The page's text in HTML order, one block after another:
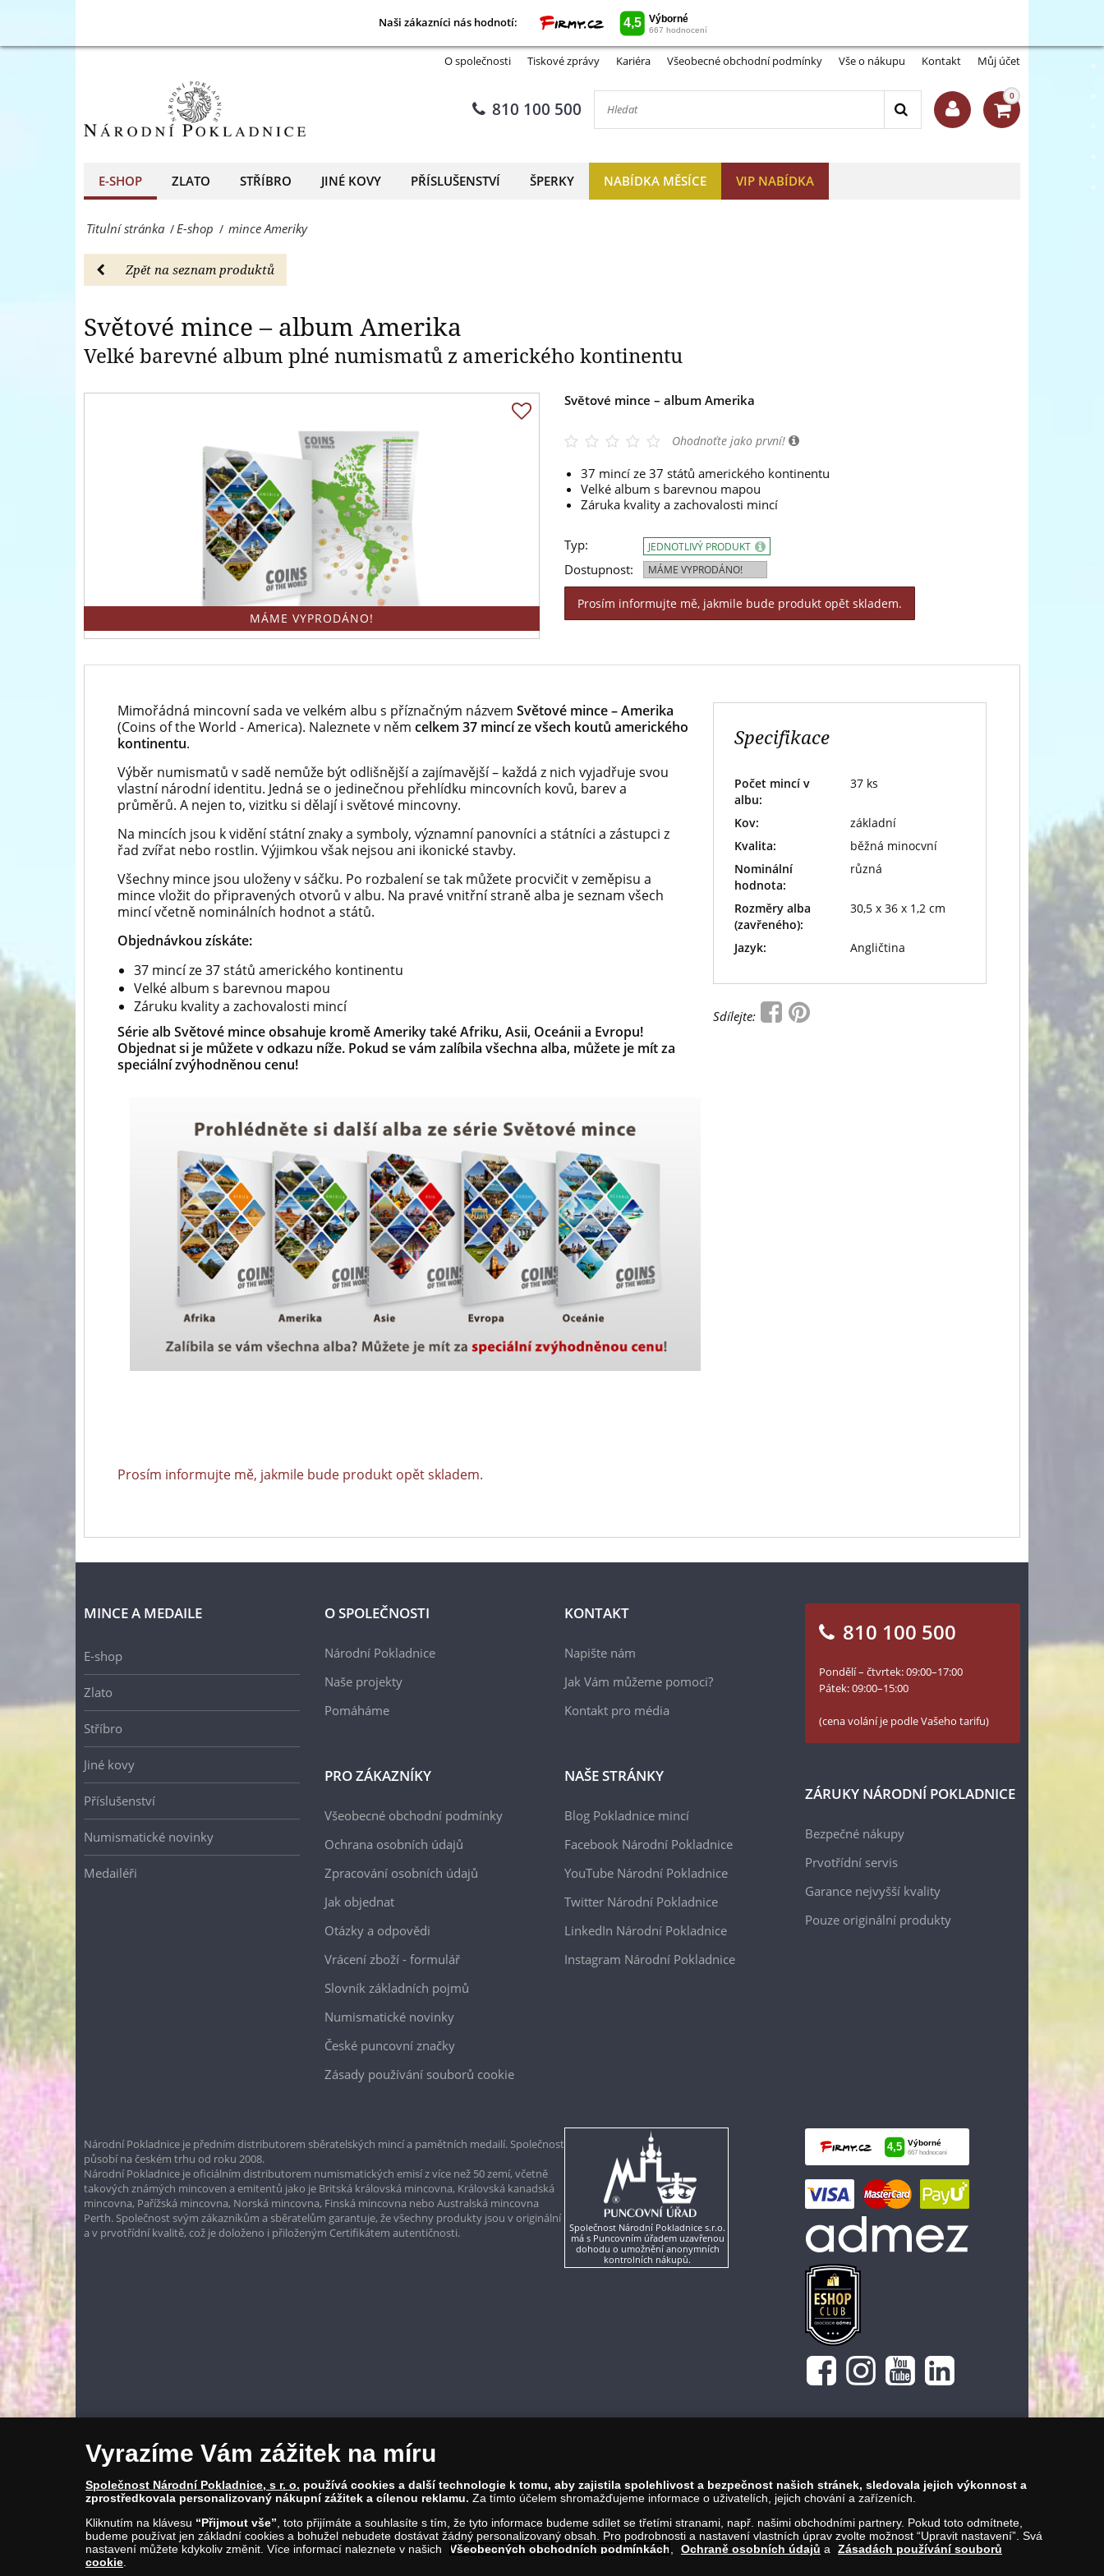
Naši zákazníci nás hodnotí:
E-
shop
Národní
Pokladnice
-
O společnosti Tiskové zprávy Kariéra Všeobecné obchodní podmínky Vše o nákupu Kontakt Můj účet
810 100 500
0
E-SHOP ZLATO STŘÍBRO JINÉ KOVY PŘÍSLUŠENSTVÍ ŠPERKY NABÍDKA MĚSÍCE VIP NABÍDKA
Titulní stránka /E-shop / mince Ameriky
Zpět na seznam produktů
Světové mince – album Amerika
Velké barevné album plné numismatů z amerického kontinentu
MÁME VYPRODÁNO!
Světové mince – album Amerika
Ohodnoťte jako první!
37 mincí ze 37 států amerického kontinentu
Velké album s barevnou mapou
Záruka kvality a zachovalosti mincí
Typ:
Dostupnost:
JEDNOTLIVÝ PRODUKT
MÁME VYPRODÁNO!
Prosím informujte mě, jakmile bude produkt opět skladem.
Mimořádná mincovní sada ve velkém albu s příznačným názvem Světové mince – Amerika
(Coins of the World - America). Naleznete v něm celkem 37 mincí ze všech koutů amerického
kontinentu.
Výběr numismatů v sadě nemůže být odlišnější a zajímavější – každá z nich vyjadřuje svou
vlastní národní identitu. Jedná se o jedinečnou přehlídku mincovních kovů, barev a
průměrů. A nejen to, vizitku si dělají i světové mincovny.
Na mincích jsou k vidění státní znaky a symboly, významní panovníci a státníci a zástupci z
řad zvířat nebo rostlin. Výjimkou však nejsou ani ikonické stavby.
Všechny mince jsou uloženy v sáčku. Po rozbalení se tak můžete procvičit v zeměpisu a
mince vložit do připravených otvorů v albu. Na pravé vnitřní straně alba je seznam všech
mincí včetně nominálních hodnot a států.
Objednávkou získáte:
37 mincí ze 37 států amerického kontinentu
Velké album s barevnou mapou
Záruku kvality a zachovalosti mincí
Série alb Světové mince obsahuje kromě Ameriky také Afriku, Asii, Oceánii a Evropu!
Objednat si je můžete v odkazu níže. Pokud se vám zalíbila všechna alba, můžete je mít za
speciální zvýhodněnou cenu!
Prosím informujte mě, jakmile bude produkt opět skladem.
Specifikace
Počet mincí v
albu:
37 ks
Kov:
základní
Kvalita:
běžná minocvní
Nominální
hodnota:
různá
Rozměry alba
(zavřeného):
30,5 x 36 x 1,2 cm
Jazyk: Angličtina
Sdílejte:
Světové mince – album Amerika
MINCE A MEDAILE
E-shop
Zlato
Stříbro
Jiné kovy
Příslušenství
Numismatické novinky
Medailéři
O SPOLEČNOSTI
Národní Pokladnice
Naše projekty
Pomáháme
PRO ZÁKAZNÍKY
Všeobecné obchodní podmínky
Ochrana osobních údajů
Zpracování osobních údajů
Jak objednat
Otázky a odpovědi
Vrácení zboží - formulář
Slovník základních pojmů
Numismatické novinky
České puncovní značky
Zásady používání souborů cookie
KONTAKT
Napište nám
Jak Vám můžeme pomoci?
Kontakt pro média
NAŠE STRÁNKY
Blog Pokladnice mincí
Facebook Národní Pokladnice
YouTube Národní Pokladnice
Twitter Národní Pokladnice
LinkedIn Národní Pokladnice
Instagram Národní Pokladnice
810 100 500
Pondělí – čtvrtek: 09:00–17:00
Pátek: 09:00–15:00
(cena volání je podle Vašeho tarifu)
ZÁRUKY NÁRODNÍ POKLADNICE
Bezpečné nákupy
Prvotřídní servis
Garance nejvyšší kvality
Pouze originální produkty
Národní Pokladnice je předním distributorem sběratelských mincí a pamětních medailí. Společnost
působí na českém trhu od roku 2008.
Národní Pokladnice je oficiálním distributorem numismatických emisí z více než 50 zemí, včetně
takových známých mincoven a emitentů jako je Britská královská mincovna, Královská kanadská
mincovna, Pařížská mincovna, Norská mincovna, Finská mincovna nebo Australská mincovna
Perth. Společnost svým zákazníkům a sběratelům garantuje, že všechny produkty jsou v originální
a v prvotřídní kvalitě, což je doloženo i přiloženým Certifikátem autentičnosti.
Společnost Národní Pokladnice s.r.o.
má s Puncovním úřadem uzavřenou
dohodu o umožnění anonymních
kontrolních nákupů.
© Copyright 2026 - Národní Pokladnice, s. r. o.; Karolinská 661/4, 186 00 Praha 8; Tel.: 810 100 500
Naši zákazníci nás hodnotí:
shop
Pokladnice
přední
evropský
prodejce
mincí
medailí
Vyrazíme Vám zážitek na míru
Společnost Národní Pokladnice, s r. o. používá cookies a další technologie k tomu, aby zajistila spolehlivost a bezpečnost našich stránek, sledovala jejich výkonnost a
zprostředkovala personalizovaný nákupní zážitek a cílenou reklamu. Za tímto účelem shromažďujeme informace o uživatelích, jejich chování a zařízeních.
Kliknutím na klávesu “Přijmout vše” , toto přijímáte a souhlasíte s tím, že tyto informace budeme sdílet se třetími stranami, např. našimi obchodními partnery. Pokud toto odmítnete,
budeme používat jen základní cookies a bohužel nebudete dostávat žádný personalizovaný obsah. Pro podrobnosti a nastavení vlastních úprav zvolte možnost “Upravit nastavení”. Svá
nastavení můžete kdykoliv změnit. Více informací naleznete v našich
Všeobecných obchodních podmínkách Ochraně osobních údajů a
Zásadách používání souborů
cookie